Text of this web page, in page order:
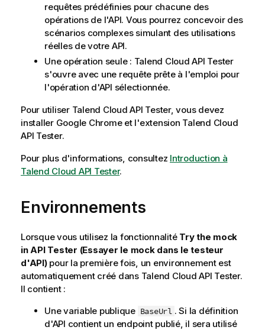
requêtes prédéfinies pour chacune des
opérations de l'API. Vous pourrez concevoir des
scénarios complexes simulant des utilisations
réelles de votre API.
Une opération seule : Talend Cloud API Tester
s'ouvre avec une requête prête à l'emploi pour
l'opération d'API sélectionnée.
Pour utiliser Talend Cloud API Tester, vous devez
installer Google Chrome et l'extension Talend Cloud
API Tester.
Pour plus d'informations, consultez Introduction à
Talend Cloud API Tester.
Environnements
Lorsque vous utilisez la fonctionnalité Try the mock
in API Tester (Essayer le mock dans le testeur
d'API)pour la première fois, un environnement est
automatiquement créé dans Talend Cloud API Tester.
Il contient :
Une variable publique BaseUrl . Si la définition
d'API contient un endpoint publié, il sera utilisé